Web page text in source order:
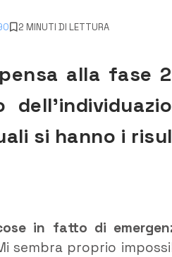
2 MINUTI DI LETTURA
alla fase
si hanno i
in fatto di
sembra proprio